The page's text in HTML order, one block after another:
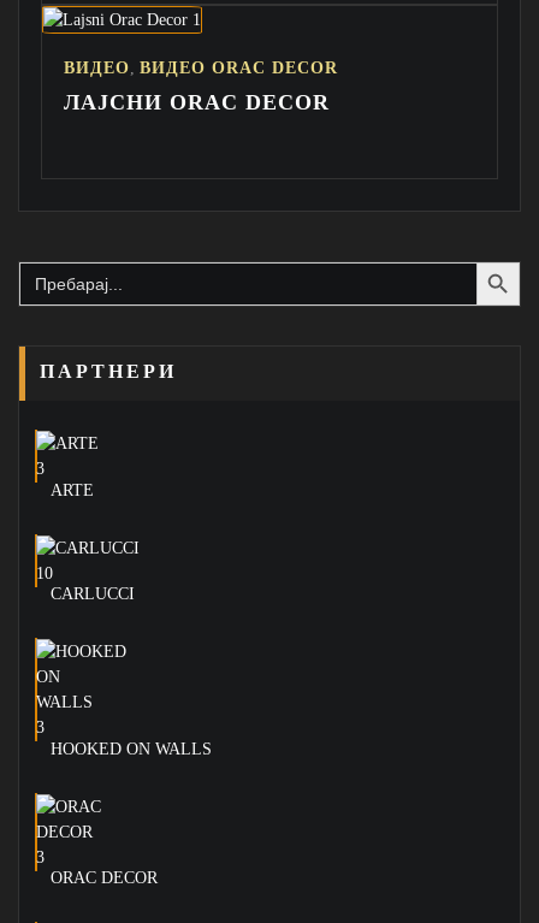
ВИДЕО ВИДЕО ORAC DECOR
ЛАЈСНИ ORAC DECOR
Search
for:
Search Button
ПАРТНЕРИ
ARTE
CARLUCCI
HOOKED ON WALLS
ORAC DECOR